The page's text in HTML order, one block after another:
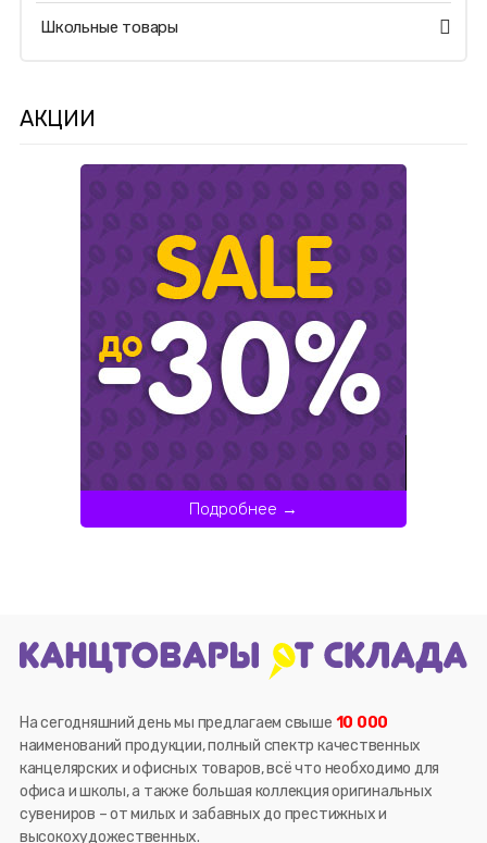
Школьные товары
АКЦИИ
Подробнее →
На сегодняшний день мы предлагаем свыше 10 000
наименований продукции, полный спектр качественных
канцелярских и офисных товаров, всё что необходимо для
офиса и школы, а также большая коллекция оригинальных
сувениров – от милых и забавных до престижных и
высокохудожественных.